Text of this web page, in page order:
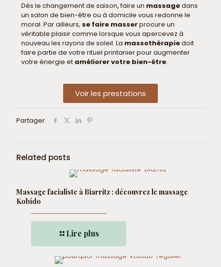
Dès le changement de saison, faire un massagedans
un salon de bien-être ou à domicile vous redonne le
moral. Par ailleurs, se faire masserprocure un
véritable plaisir comme lorsque vous apercevez à
nouveau les rayons de soleil. La massothérapiedoit
faire partie de votre rituel printanier pour augmenter
votre énergie et améliorer votre bien-être.
Voir les prestations
Partager
Related posts
Massage facialiste à Biarritz : découvrez le massage
Kobido
Lire plus